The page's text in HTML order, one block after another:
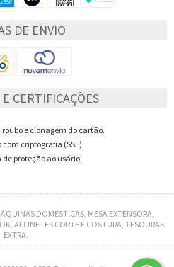
DE ENVIO
CERTIFICAÇÕES
e clonagem do cartão.
com criptografia (SSL).
de proteção ao usário.
DOMÉSTICAS, MESA EXTENSORA,
ALFINETES CORTE E COSTURA, TESOURAS
EXTRA.